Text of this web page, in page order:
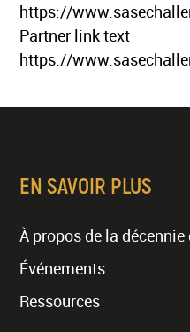
https://
Partner link text
https://
EN SAVOIR PLUS
À propos de la
Événements
Ressources